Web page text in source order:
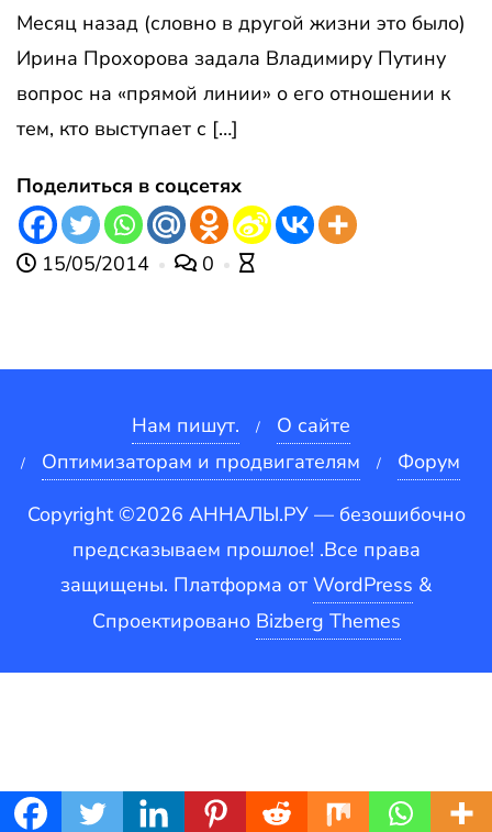
Месяц назад (словно в другой жизни это было)
Ирина Прохорова задала Владимиру Путину
вопрос на «прямой линии» о его отношении к
тем, кто выступает с […]
Поделиться в соцсетях
15/05/2014 0
Нам пишут.
О сайте
Оптимизаторам и продвигателям
Форум
Copyright ©2026 АННАЛЫ.РУ — безошибочно
предсказываем прошлое! .Все права
защищены. Платформа от WordPress &
Спроектировано Bizberg Themes